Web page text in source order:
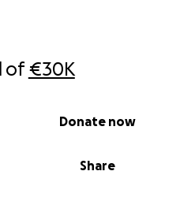
of€30K
Share
Donate now